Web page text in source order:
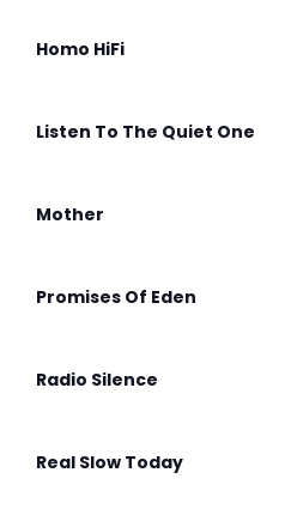
Homo HiFi
Listen To The Quiet One
Mother
Promises Of Eden
Radio Silence
Real Slow Today